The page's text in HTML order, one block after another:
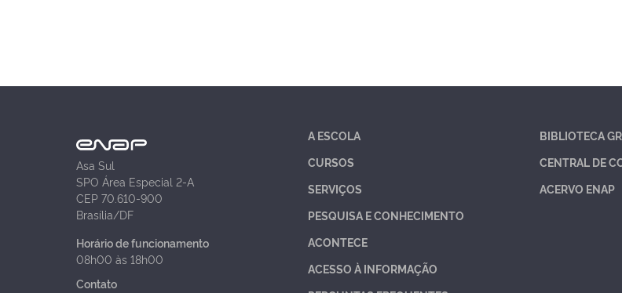
Asa Sul
SPO Área Especial 2-A
CEP 70.610-900
Brasília/DF
Horário de funcionamento
08h00 às 18h00
Contato
A ESCOLA
CURSOS
SERVIÇOS
PESQUISA E CONHECIMENTO
ACONTECE
ACESSO À INFORMAÇÃO
BIBLIOTECA
CENTRAL DE
ACERVO ENAP